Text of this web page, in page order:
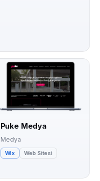
Puke Medya
Medya
Wix Web Sitesi